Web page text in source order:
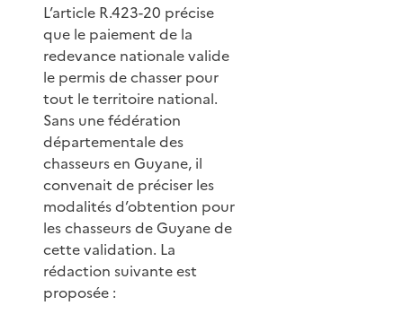
L’article R.423-20 précise
que le paiement de la
redevance nationale valide
le permis de chasser pour
tout le territoire national.
Sans une fédération
départementale des
chasseurs en Guyane, il
convenait de préciser les
modalités d’obtention pour
les chasseurs de Guyane de
cette validation. La
rédaction suivante est
proposée :